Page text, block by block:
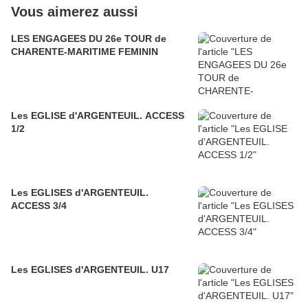
Vous aimerez aussi
LES ENGAGEES DU 26e TOUR de
CHARENTE-MARITIME FEMININ
Les EGLISE d'ARGENTEUIL. ACCESS
1/2
Les EGLISES d'ARGENTEUIL.
ACCESS 3/4
Les EGLISES d'ARGENTEUIL. U17